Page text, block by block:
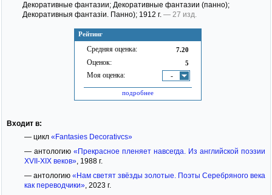
Рейтинг
Средняя оценка: 7.20
Оценок: 5
Моя оценка: -
подробнее
Декоративные фантазии; Декоративные фантазии (панно);
Декоративныя фантазіи. Панно); 1912 г. — 27 изд.
Входит в:
— цикл «Fantasies Decorativcs»
— антологию «Прекрасное пленяет навсегда. Из английской поэзии
ХVII-ХIХ веков», 1988 г.
— антологию «Нам светят звёзды золотые. Поэты Серебряного века
как переводчики», 2023 г.